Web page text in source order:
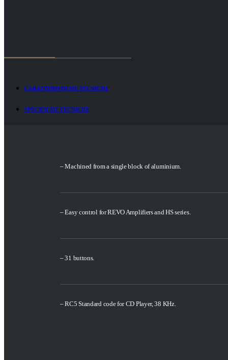
CARATTERISTICHE TECNICHE
SPECIFICHE TECNICHE
– Machined from a single block of aluminium.
– Easy control for REVO Amplifiers and HS series.
– 31 buttons.
– RC5 Standard code for CD Player, 38 KHz.